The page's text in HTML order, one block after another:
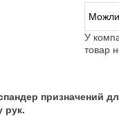
У
товар
призначений
рук.